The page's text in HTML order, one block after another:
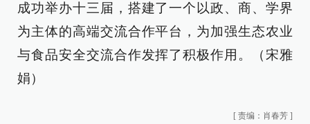
成功举办十三届，搭建了一个以政、商、学界
为主体的高端交流合作平台，为加强生态农业
与食品安全交流合作发挥了积极作用。（宋雅
娟）
[ 责编：肖春芳 ]